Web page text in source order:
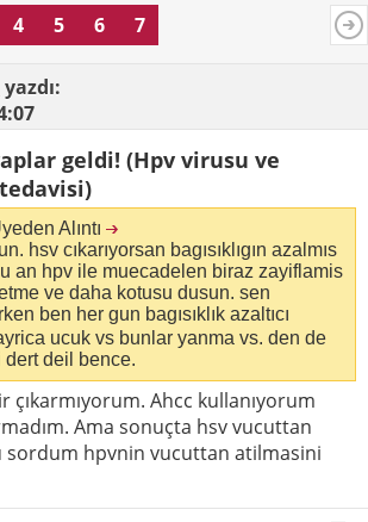
4 5 6 7
yazdı:
geldi! (Hpv virusu ve
Alıntı
hsv cıkarıyorsan bagısıklıgın azalmıs
an hpv ile muecadelen biraz zayiflamis
ve daha kotusu dusun. sen
ben her gun bagısıklık azaltıcı
ucuk vs bunlar yanma vs. den de
deil bence.
çıkarmıyorum. Ahcc kullanıyorum
Ama sonuçta hsv vucuttan
sordum hpvnin vucuttan atilmasini